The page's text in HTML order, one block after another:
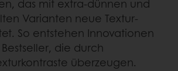
das mit extra-dünnen und
Varianten neue Textur-
So entstehen Innovationen
die durch
überzeugen.